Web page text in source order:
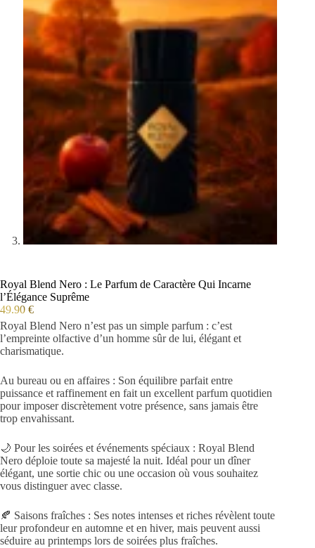
Royal Blend Nero : Le Parfum de Caractère Qui Incarne
l’Élégance Suprême
49.90 €
Royal Blend Nero n’est pas un simple parfum : c’est
l’empreinte olfactive d’un homme sûr de lui, élégant et
charismatique.
Au bureau ou en affaires : Son équilibre parfait entre
puissance et raffinement en fait un excellent parfum quotidien
pour imposer discrètement votre présence, sans jamais être
trop envahissant.
🌙 Pour les soirées et événements spéciaux : Royal Blend
Nero déploie toute sa majesté la nuit. Idéal pour un dîner
élégant, une sortie chic ou une occasion où vous souhaitez
vous distinguer avec classe.
🍂 Saisons fraîches : Ses notes intenses et riches révèlent toute
leur profondeur en automne et en hiver, mais peuvent aussi
séduire au printemps lors de soirées plus fraîches.